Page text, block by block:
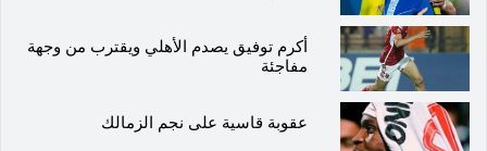
أكرم توفيق يصدم الأهلي ويقترب من وجهة
مفاجئة
عقوبة قاسية على نجم الزمالك